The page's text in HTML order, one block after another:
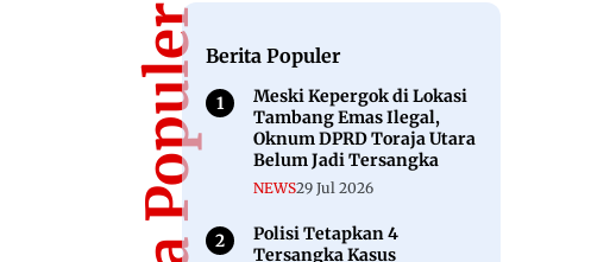
Berita Populer
Meski Kepergok di Lokasi
Tambang Emas Ilegal,
Oknum DPRD Toraja Utara
Belum Jadi Tersangka
NEWS29 Jul 2026
Polisi Tetapkan 4
Tersangka Kasus